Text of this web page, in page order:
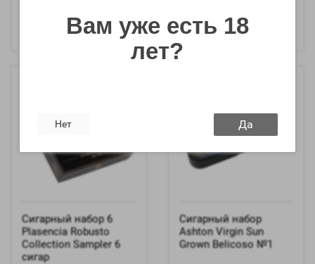
Вам уже есть 18
лет?
Нет Да
Сигарный набор 6
Plasencia Robusto
Collection Sampler 6
сигар
Сигарный набор
Ashton Virgin Sun
Grown Belicoso №1